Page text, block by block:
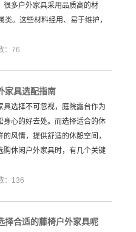
很多户外家具采用品质高的材
。这些材料经用、易于维护，
：76
家具选配指南
选择不可忽视，庭院露台作为
身心的好去处。而选择适合的休
风情，提供舒适的休憩空间，
购休闲户外家具时，有几个关键
：136
择合适的藤椅户外家具呢